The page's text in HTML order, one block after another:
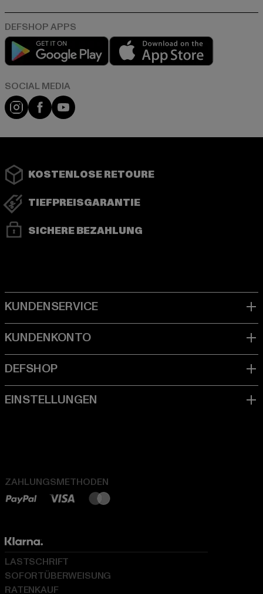
Play market
Instagram
FacebookYouTube
KOSTENLOSE RETOURE
TIEFPREISGARANTIE
SICHERE BEZAHLUNG
ZAHLUNGSMETHODEN
LASTSCHRIFT
SOFORTÜBERWEISUNG
RATENKAUF